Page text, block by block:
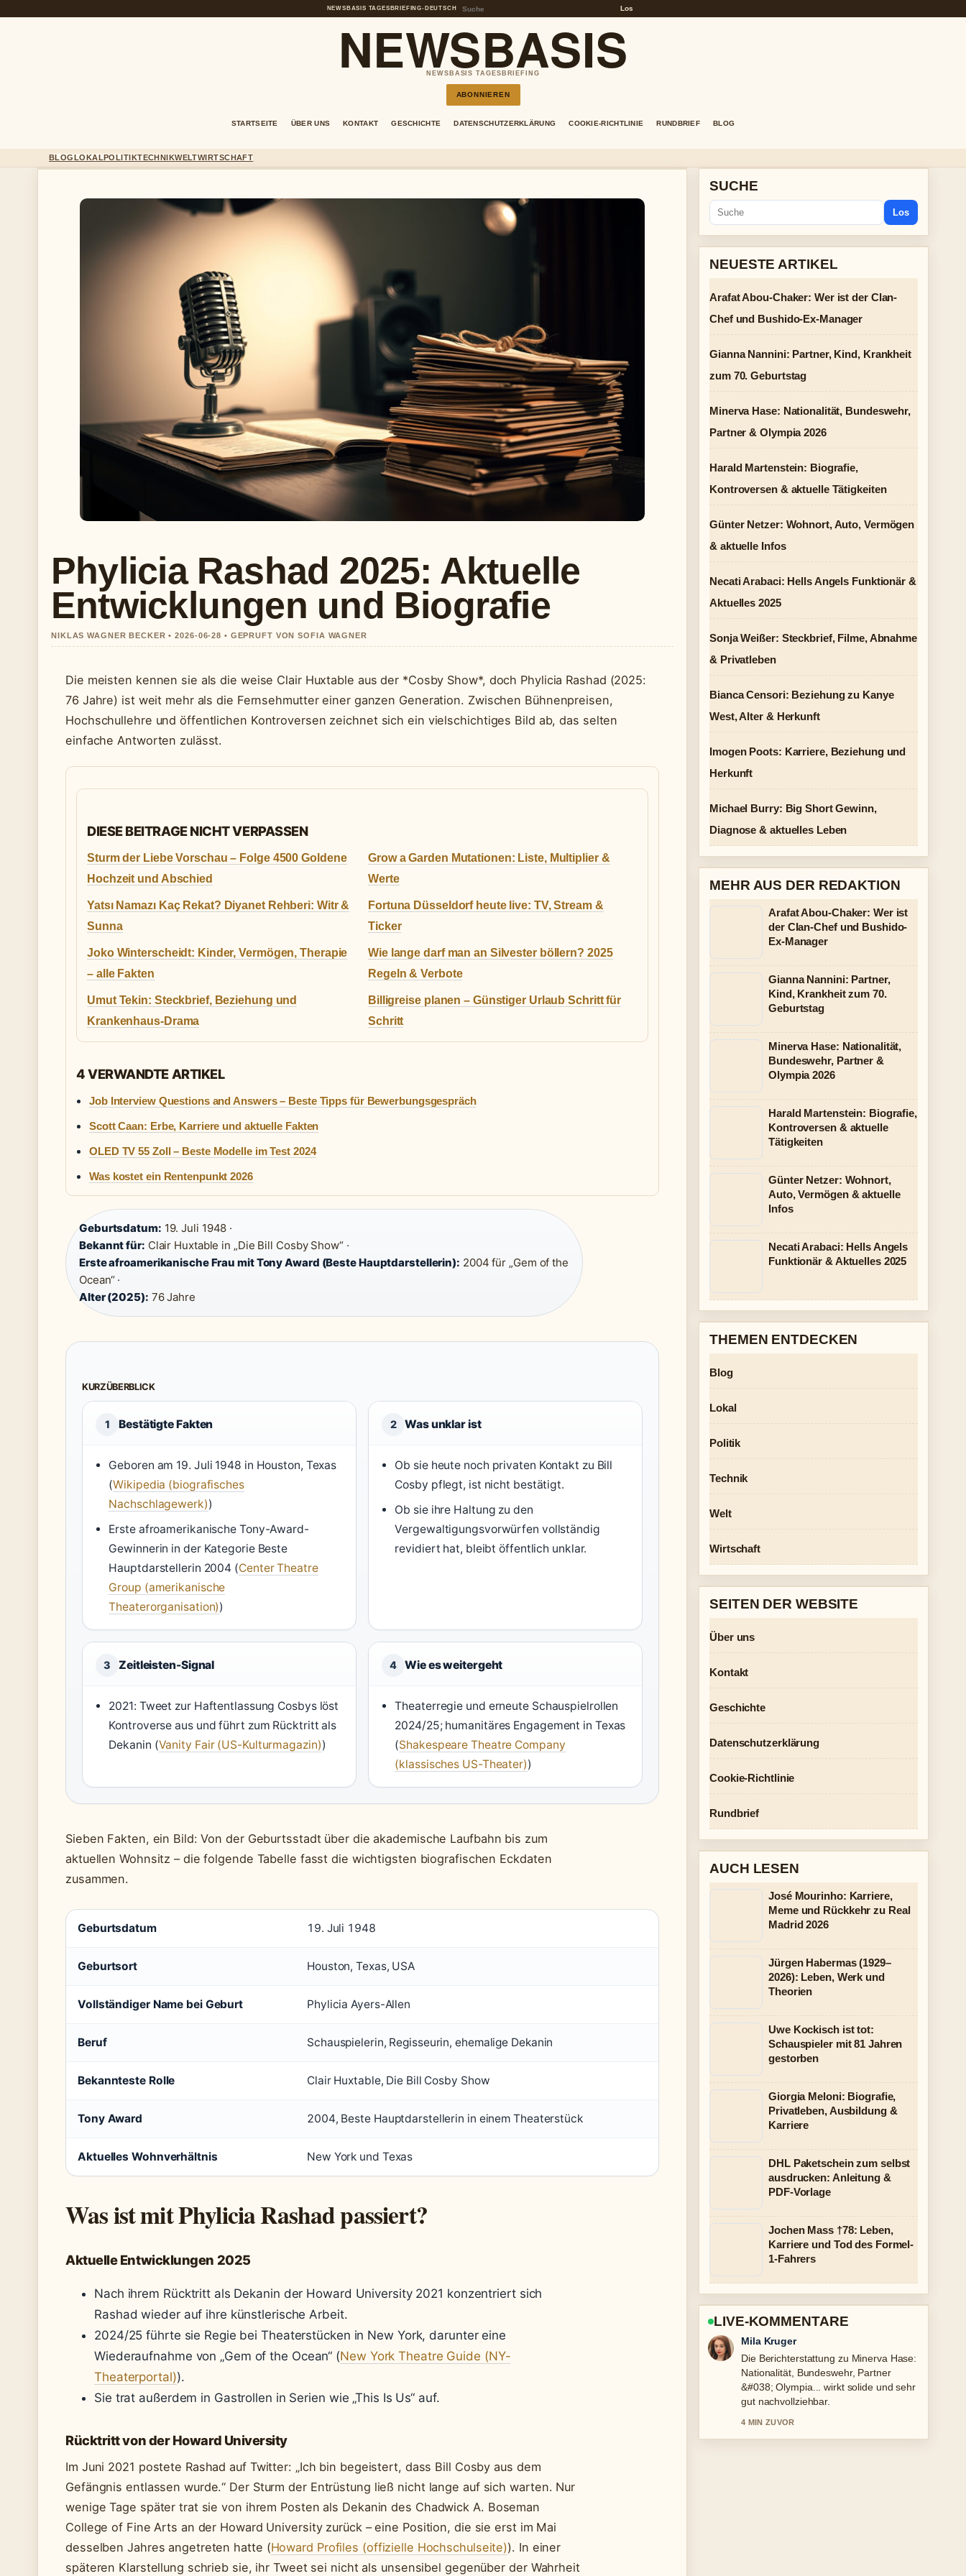
NEWSBASIS TAGESBRIEFING• DEUTSCH Los
NEWSBASIS
NEWSBASIS TAGESBRIEFING
ABONNIEREN
STARTSEITE ÜBER UNS KONTAKT GESCHICHTE DATENSCHUTZERKLÄRUNG COOKIE-RICHTLINIE RUNDBRIEF BLOG
BLOGLOKALPOLITIKTECHNIKWELTWIRTSCHAFT
Phylicia Rashad 2025: Aktuelle
Entwicklungen und Biografie
NIKLAS WAGNER BECKER • 2026-06-28 • GEPRUFT VON SOFIA WAGNER
Die meisten kennen sie als die weise Clair Huxtable aus der *Cosby Show*, doch Phylicia Rashad (2025:
76 Jahre) ist weit mehr als die Fernsehmutter einer ganzen Generation. Zwischen Bühnenpreisen,
Hochschullehre und öffentlichen Kontroversen zeichnet sich ein vielschichtiges Bild ab, das selten
einfache Antworten zulässt.
DIESE BEITRAGE NICHT VERPASSEN
Sturm der Liebe Vorschau – Folge 4500 Goldene
Hochzeit und Abschied
Grow a Garden Mutationen: Liste, Multiplier &
Werte
Yatsı Namazı Kaç Rekat? Diyanet Rehberi: Witr &
Sunna
Fortuna Düsseldorf heute live: TV, Stream &
Ticker
Joko Winterscheidt: Kinder, Vermögen, Therapie
– alle Fakten
Wie lange darf man an Silvester böllern? 2025
Regeln & Verbote
Umut Tekin: Steckbrief, Beziehung und
Krankenhaus-Drama
Billigreise planen – Günstiger Urlaub Schritt für
Schritt
4 VERWANDTE ARTIKEL
Job Interview Questions and Answers – Beste Tipps für Bewerbungsgespräch
Scott Caan: Erbe, Karriere und aktuelle Fakten
OLED TV 55 Zoll – Beste Modelle im Test 2024
Was kostet ein Rentenpunkt 2026
Geburtsdatum: 19. Juli 1948 ·
Bekannt für: Clair Huxtable in „Die Bill Cosby Show“ ·
Erste afroamerikanische Frau mit Tony Award (Beste Hauptdarstellerin): 2004 für „Gem of the
Ocean“ ·
Alter (2025): 76 Jahre
KURZÜBERBLICK
1 Bestätigte Fakten
Geboren am 19. Juli 1948 in Houston, Texas
(Wikipedia (biografisches
Nachschlagewerk))
Erste afroamerikanische Tony-Award-
Gewinnerin in der Kategorie Beste
Hauptdarstellerin 2004 (Center Theatre
Group (amerikanische
Theaterorganisation))
2 Was unklar ist
Ob sie heute noch privaten Kontakt zu Bill
Cosby pflegt, ist nicht bestätigt.
Ob sie ihre Haltung zu den
Vergewaltigungsvorwürfen vollständig
revidiert hat, bleibt öffentlich unklar.
3 Zeitleisten-Signal
2021: Tweet zur Haftentlassung Cosbys löst
Kontroverse aus und führt zum Rücktritt als
Dekanin (Vanity Fair (US-Kulturmagazin))
4 Wie es weitergeht
Theaterregie und erneute Schauspielrollen
2024/25; humanitäres Engagement in Texas
(Shakespeare Theatre Company
(klassisches US-Theater))
Sieben Fakten, ein Bild: Von der Geburtsstadt über die akademische Laufbahn bis zum
aktuellen Wohnsitz – die folgende Tabelle fasst die wichtigsten biografischen Eckdaten
zusammen.
Geburtsdatum 19. Juli 1948
Geburtsort Houston, Texas, USA
Vollständiger Name bei Geburt Phylicia Ayers-Allen
Beruf Schauspielerin, Regisseurin, ehemalige Dekanin
Bekannteste Rolle Clair Huxtable, Die Bill Cosby Show
Tony Award 2004, Beste Hauptdarstellerin in einem Theaterstück
Aktuelles Wohnverhältnis New York und Texas
Was ist mit Phylicia Rashad passiert?
Aktuelle Entwicklungen 2025
Nach ihrem Rücktritt als Dekanin der Howard University 2021 konzentriert sich
Rashad wieder auf ihre künstlerische Arbeit.
2024/25 führte sie Regie bei Theaterstücken in New York, darunter eine
Wiederaufnahme von „Gem of the Ocean“ (New York Theatre Guide (NY-
Theaterportal)).
Sie trat außerdem in Gastrollen in Serien wie „This Is Us“ auf.
Rücktritt von der Howard University
Im Juni 2021 postete Rashad auf Twitter: „Ich bin begeistert, dass Bill Cosby aus dem
Gefängnis entlassen wurde.“ Der Sturm der Entrüstung ließ nicht lange auf sich warten. Nur
wenige Tage später trat sie von ihrem Posten als Dekanin des Chadwick A. Boseman
College of Fine Arts an der Howard University zurück – eine Position, die sie erst im Mai
desselben Jahres angetreten hatte (Howard Profiles (offizielle Hochschulseite)). In einer
späteren Klarstellung schrieb sie, ihr Tweet sei nicht als unsensibel gegenüber der Wahrheit
SUCHE
Los
NEUESTE ARTIKEL
Arafat Abou-Chaker: Wer ist der Clan-
Chef und Bushido-Ex-Manager
Gianna Nannini: Partner, Kind, Krankheit
zum 70. Geburtstag
Minerva Hase: Nationalität, Bundeswehr,
Partner & Olympia 2026
Harald Martenstein: Biografie,
Kontroversen & aktuelle Tätigkeiten
Günter Netzer: Wohnort, Auto, Vermögen
& aktuelle Infos
Necati Arabaci: Hells Angels Funktionär &
Aktuelles 2025
Sonja Weißer: Steckbrief, Filme, Abnahme
& Privatleben
Bianca Censori: Beziehung zu Kanye
West, Alter & Herkunft
Imogen Poots: Karriere, Beziehung und
Herkunft
Michael Burry: Big Short Gewinn,
Diagnose & aktuelles Leben
MEHR AUS DER REDAKTION
Arafat Abou-Chaker: Wer ist
der Clan-Chef und Bushido-
Ex-Manager
Gianna Nannini: Partner,
Kind, Krankheit zum 70.
Geburtstag
Minerva Hase: Nationalität,
Bundeswehr, Partner &
Olympia 2026
Harald Martenstein: Biografie,
Kontroversen & aktuelle
Tätigkeiten
Günter Netzer: Wohnort,
Auto, Vermögen & aktuelle
Infos
Necati Arabaci: Hells Angels
Funktionär & Aktuelles 2025
THEMEN ENTDECKEN
Blog
Lokal
Politik
Technik
Welt
Wirtschaft
SEITEN DER WEBSITE
Über uns
Kontakt
Geschichte
Datenschutzerklärung
Cookie-Richtlinie
Rundbrief
AUCH LESEN
José Mourinho: Karriere,
Meme und Rückkehr zu Real
Madrid 2026
Jürgen Habermas (1929–
2026): Leben, Werk und
Theorien
Uwe Kockisch ist tot:
Schauspieler mit 81 Jahren
gestorben
Giorgia Meloni: Biografie,
Privatleben, Ausbildung &
Karriere
DHL Paketschein zum selbst
ausdrucken: Anleitung &
PDF-Vorlage
Jochen Mass †78: Leben,
Karriere und Tod des Formel-
1-Fahrers
LIVE-KOMMENTARE
Jonas Wagner
Gute Verifikationsarbeit zu Arafat Abou-
Chaker: Wer ist der Clan-Chef und....
Mehr Medien sollten so schreiben.
6 MIN ZUVOR